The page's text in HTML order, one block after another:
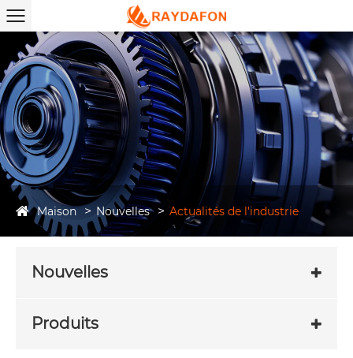
Maison Nouvelles Actualités de l'industrie
Nouvelles
Produits